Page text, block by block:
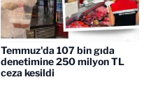
Temmuz'da 107 bin gıda
denetimine 250 milyon TL
ceza kesildi